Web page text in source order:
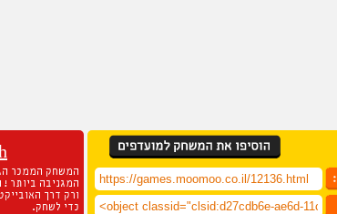
המשחק הממכר
המגניבה ביותר !
ורק דרך
כדי לשחק.